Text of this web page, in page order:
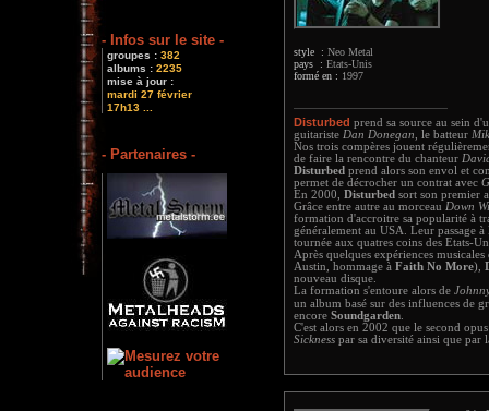
- Infos sur le site -
groupes : 382
albums : 2235
mise à jour :
mardi 27 février
17h13 ...
- Partenaires -
style : Neo Metal
pays : Etats-Unis
formé en : 1997
Disturbed prend sa source au sein
guitariste Dan Donegan , le batteur
Nos trois compères jouent
de faire la rencontre du chanteur
Disturbed prend alors son envol et
permet de décrocher un contrat avec
En 2000, Disturbed sort son premier
Grâce entre autre au morceau Down
formation d'accroitre sa popularité à
généralement au USA. Leur passage
tournée aux quatres coins des Etats-
Après quelques expériences
Austin, hommage à Faith No More),
nouveau disque.
La formation s'entoure alors de
un album basé sur des influences de
encore Soundgarden
C'est alors en 2002 que le second
Sickness par sa diversité ainsi que par